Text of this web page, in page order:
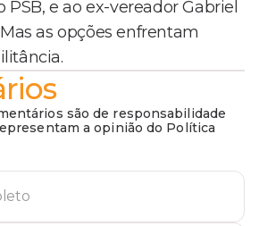
PSB, e ao ex-vereador Gabriel
as opções enfrentam
são de responsabilidade
a opinião do Política